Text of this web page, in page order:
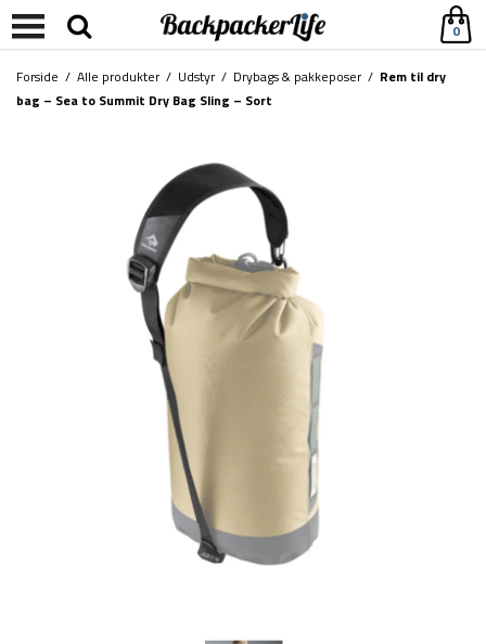
0
Forside / Alle produkter/ Udstyr/ Drybags & pakkeposer/ Rem til dry
bag – Sea to Summit Dry Bag Sling – Sort